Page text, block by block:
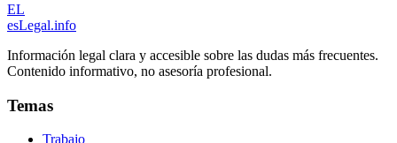
EL
esLegal.info
Información legal clara y accesible sobre las dudas más frecuentes.
Contenido informativo, no asesoría profesional.
Temas
Trabajo